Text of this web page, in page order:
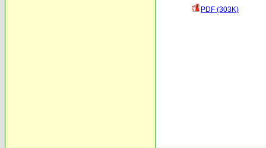
PDF (303K)